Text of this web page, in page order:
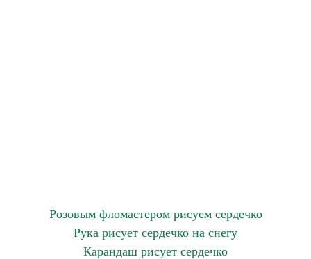
Розовым фломастером рисуем сердечко
Рука рисует сердечко на снегу
Карандаш рисует сердечко